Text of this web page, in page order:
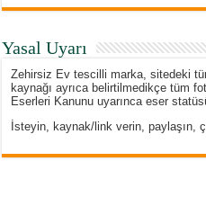
Yasal Uyarı
Zehirsiz Ev tescilli marka, sitedeki
kaynağı ayrıca belirtilmedikçe tüm
Eserleri Kanunu uyarınca eser
İsteyin, kaynak/link verin, paylaşın,